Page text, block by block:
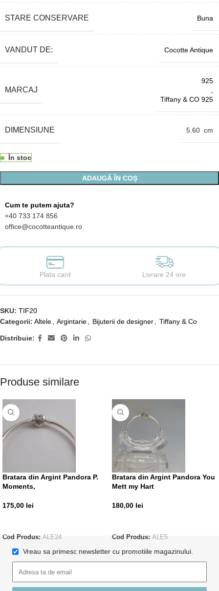
STARE CONSERVARE Buna
VANDUT DE: Cocotte Antique
MARCAJ
925
Tiffany & CO 925
DIMENSIUNE 5.60 cm
În stoc
ADAUGĂ ÎN COȘ
Cum te putem ajuta?
+40 733 174 856
office@cocotteantique.ro
Plata card Livrare 24 ore
SKU: TIF20
Categorii: Altele Argintarie Bijuterii de designer Tiffany & Co
Distribuie:
Produse similare
Bratara din Argint Pandora P.
Moments,
175,00 lei
Cod Produs: ALE24
Bratara din Argint Pandora You
Mett my Hart
180,00 lei
Cod Produs: ALE5
Vreau sa primesc newsletter cu promotiile magazinului.